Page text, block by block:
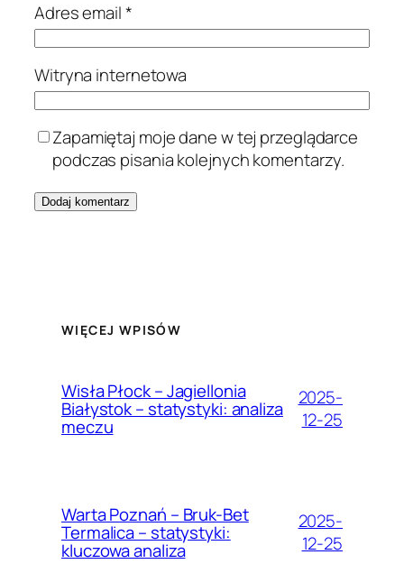
Adres email*
Witryna internetowa
Zapamiętaj moje dane w tej przeglądarce
podczas pisania kolejnych komentarzy.
WIĘCEJ WPISÓW
Wisła Płock – Jagiellonia
Białystok – statystyki: analiza
meczu
2025-
12-25
Warta Poznań – Bruk-Bet
Termalica – statystyki:
kluczowa analiza
2025-
12-25